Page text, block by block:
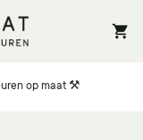
op maat ⚒️